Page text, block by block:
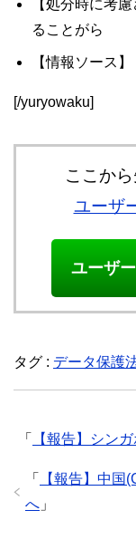
【処分時に考
ることがら
【情報ソース
[/yuryowaku]
ここか
ユーザ
ユーザ
タグ : データ保護
「 【報告】シン
「
【報告】中国
へ 」